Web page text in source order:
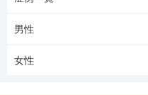
男性
女性